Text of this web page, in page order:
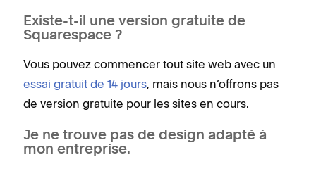
Existe-t-il une version gratuite de
Squarespace ?
Vous pouvez commencer tout site web avec un
essai gratuit de 14 jours, mais nous n’offrons pas
de version gratuite pour les sites en cours.
Je ne trouve pas de design adapté à
mon entreprise.